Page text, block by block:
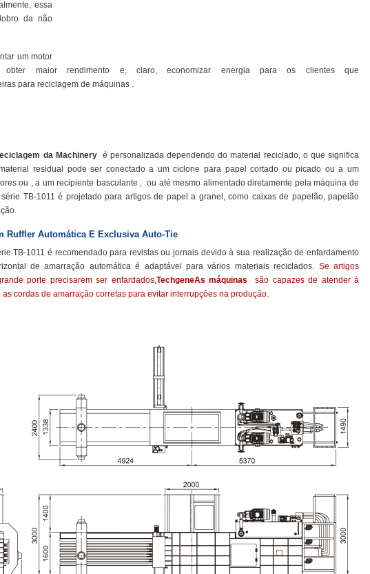
essa
da não
um motor
maior rendimento e, claro, economizar energia para os clientes que
para reciclagem de máquinas .
da Machineryé personalizada dependendo do material reciclado, o que significa
residual pode ser conectado a um ciclone para papel cortado ou picado ou a um
ou ,a um recipiente basculante , ou até mesmo alimentado diretamente pela máquina de
TB-1011 é projetado para artigos de papel a granel, como caixas de papelão, papelão
Ruffler Automática E Exclusiva Auto-Tie
TB-1011 é recomendado para revistas ou jornais devido à sua realização de enfardamento
de amarração automática é adaptável para vários materiais reciclados. Se artigos
porte precisarem ser enfardados,TechgeneAs máquinas são capazes de atender à
cordas de amarração corretas para evitar interrupções na produção.